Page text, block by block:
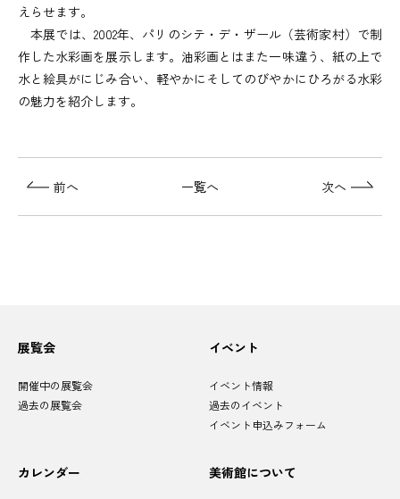
えらせます。
本展では、2002年、パリのシテ・デ・ザール（芸術家村）で制
作した水彩画を展示します。油彩画とはまた一味違う、紙の上で
水と絵具がにじみ合い、軽やかにそしてのびやかにひろがる水彩
の魅力を紹介します。
前へ 一覧へ 次へ
サ
イ
マ
ッ
プ
展覧会
開催中の展覧会
過去の展覧会
イベント
イベント情報
過去のイベント
イベント申込みフォーム
カレンダー 美術館について